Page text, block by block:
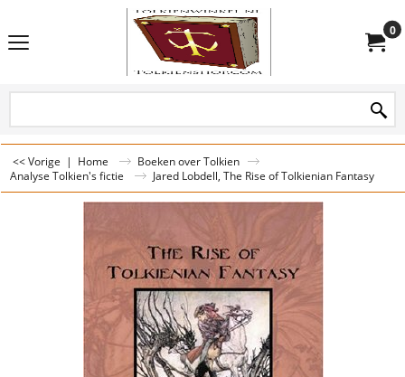
0
<< Vorige | Home
Boeken over Tolkien
Analyse Tolkien's fictie
Jared Lobdell, The Rise of Tolkienian Fantasy